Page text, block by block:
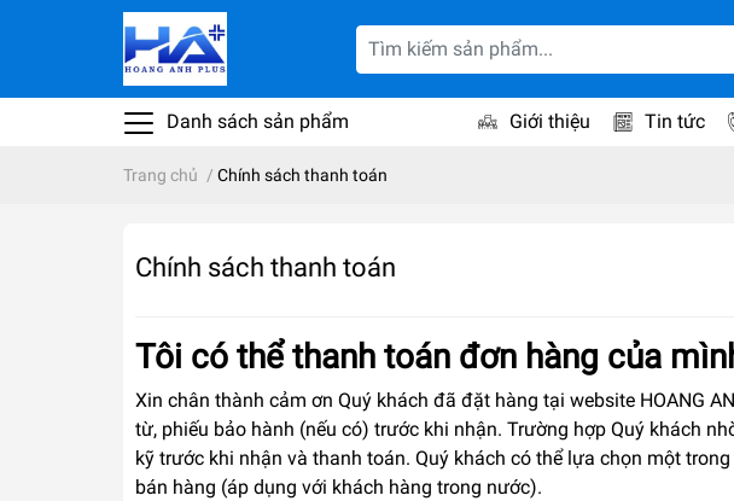
Danh sách sản phẩm Giới thiệu Tin tức
Trang chủ / Chính sách thanh toán
Chính sách thanh toán
Tôi có thể thanh toán đơn hàng của
Xin chân thành cảm ơn Quý khách đã đặt hàng tại website HOANG
từ, phiếu bảo hành (nếu có) trước khi nhận. Trường hợp Quý khách
kỹ trước khi nhận và thanh toán. Quý khách có thể lựa chọn một
bán hàng (áp dụng với khách hàng trong nước).